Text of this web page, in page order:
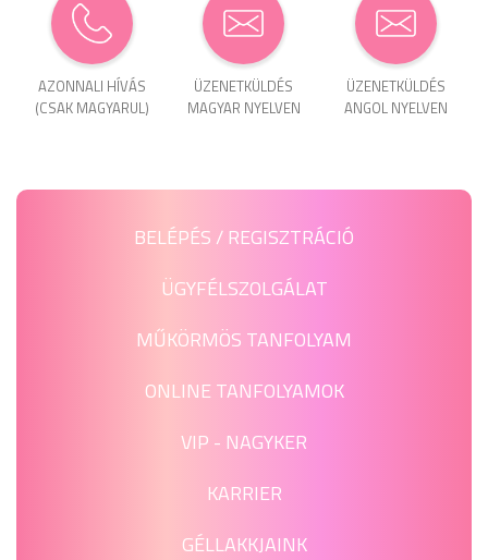
AZONNALI HÍVÁS
(CSAK MAGYARUL)
ÜZENET­KÜLDÉS
MAGYAR NYELVEN
ÜZENET­KÜLDÉS
ANGOL NYELVEN
BELÉPÉS / REGISZTRÁCIÓ
ÜGYFÉLSZOLGÁLAT
MŰKÖRMÖS TANFOLYAM
ONLINE TANFOLYAMOK
VIP - NAGYKER
KARRIER
GÉLLAKKJAINK